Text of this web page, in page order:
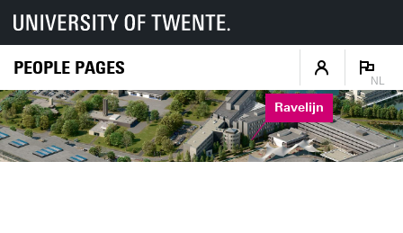
PEOPLE PAGES
NL
Ravelijn